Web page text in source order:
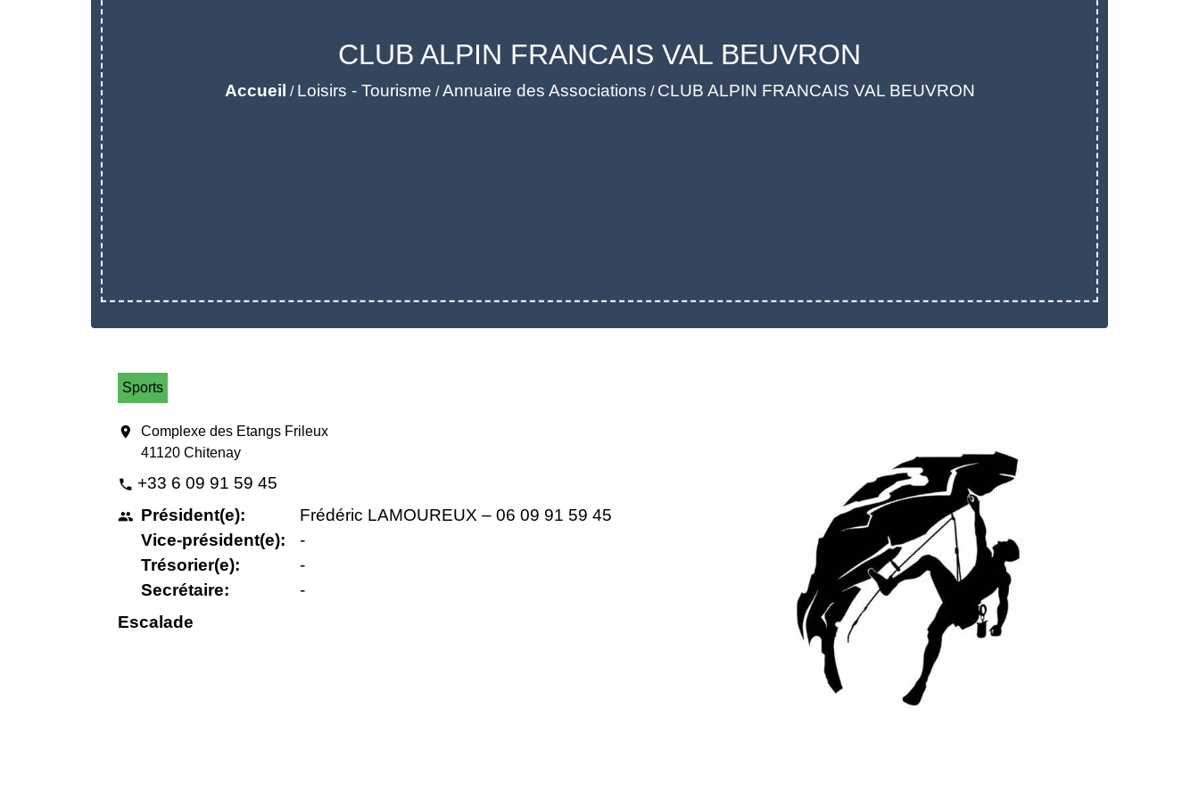
CLUB ALPIN FRANCAIS VAL BEUVRON
Accueil / Loisirs - Tourisme /Annuaire des Associations / CLUB ALPIN FRANCAIS VAL BEUVRON
Sports
location_on
Complexe des Etangs Frileux
41120 Chitenay
phone +33 6 09 91 59 45
people Président(e):
Vice-président(e):
Trésorier(e):
Secrétaire:
Frédéric LAMOUREUX – 06 09 91 59 45
-
-
-
Escalade